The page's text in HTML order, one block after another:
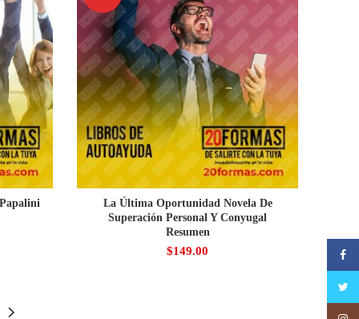
La Última Oportunidad Novela De
Superación Personal Y Conyugal
Resumen
$149.00